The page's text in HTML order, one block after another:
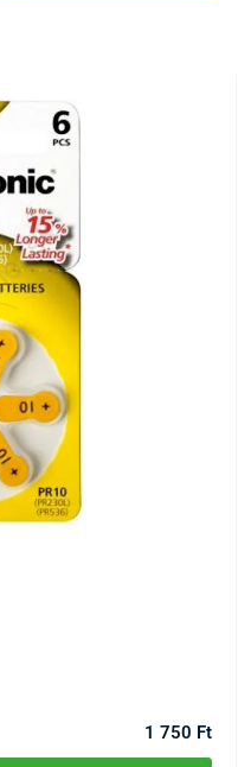
cink - levegő
1,4V
7,9 mm
265 mAh
1 750 Ft